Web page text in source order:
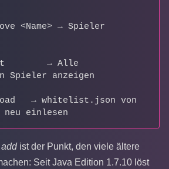
<Name> → Spieler
→ Alle
Spieler anzeigen
→ whitelist.json von
einlesen
ist der Punkt, den viele ältere
Seit Java Edition 1.7.10 löst